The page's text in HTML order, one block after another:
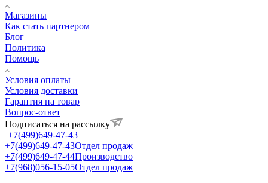
Магазины
Как стать партнером
Блог
Политика
Помощь
Условия оплаты
Условия доставки
Гарантия на товар
Вопрос-ответ
Подписаться на рассылку
+7(499)649-47-43
+7(499)649-47-43Отдел продаж
+7(499)649-47-44Производство
+7(968)056-15-05Отдел продаж